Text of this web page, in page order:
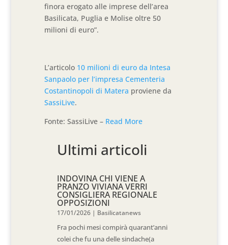
finora erogato alle imprese dell’area
Basilicata, Puglia e Molise oltre 50
milioni di euro”.
L’articolo 10 milioni di euro da Intesa
Sanpaolo per l’impresa Cementeria
Costantinopoli di Matera proviene da
SassiLive.
Fonte: SassiLive – Read More
Ultimi articoli
INDOVINA CHI VIENE A
PRANZO VIVIANA VERRI
CONSIGLIERA REGIONALE
OPPOSIZIONI
17/01/2026 | Basilicatanews
Fra pochi mesi compirà quarant’anni
colei che fu una delle sindache(a